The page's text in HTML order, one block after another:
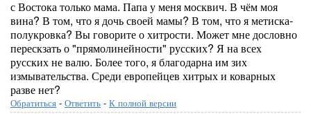
с Востока только мама. Папа у меня москвич. В чём моя
вина? В том, что я дочь своей мамы? В том, что я метиска-
полукровка? Вы говорите о хитрости. Может мне дословно
перескзать о "прямолинейности" русских? Я на всех
русских не валю. Более того, я благодарна им зих
измывательства. Среди европейцев хитрых и коварных
разве нет?
Обратиться - Ответить - К полной версии